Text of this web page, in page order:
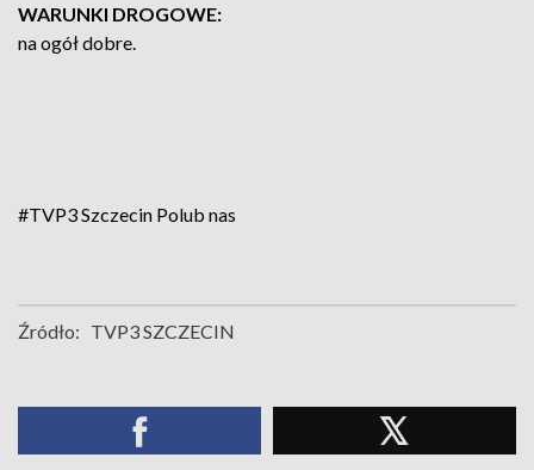
WARUNKI DROGOWE:
na ogół dobre.
#TVP3 Szczecin Polub nas
Źródło: TVP3 SZCZECIN